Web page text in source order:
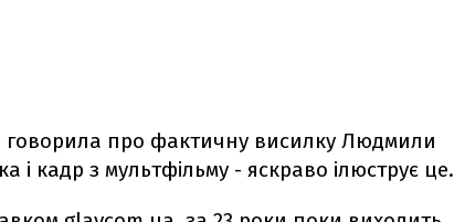
говорила про фактичну висилку Людмили
і кадр з мультфільму - яскраво ілюструє це.